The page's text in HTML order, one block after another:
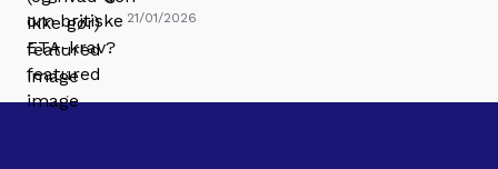
21/01/2026